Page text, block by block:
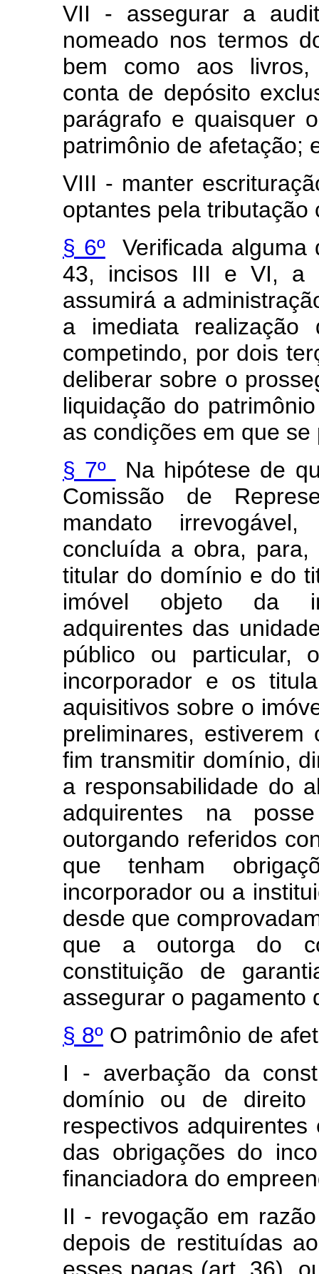
VII - assegurar a
nomeado nos termos
bem como aos livros,
conta de depósito
parágrafo e quaisquer
patrimônio de afetação;
VIII - manter
optantes pela
§ 6ºVerificada alguma
43, incisos III e VI, a
assumirá a
a imediata
competindo, por dois
deliberar sobre o
liquidação do
as condições em que
§ 7º
Na hipótese de
Comissão de
mandato
concluída a obra,
titular do domínio e do
imóvel objeto da
adquirentes das
público ou particular,
incorporador e os
aquisitivos sobre o
preliminares,
fim transmitir domínio,
a responsabilidade do
adquirentes na
outorgando referidos
que tenham
incorporador ou a
desde que
que a outorga do
constituição de
assegurar o pagamento
§ 8º O patrimônio de
I - averbação da
domínio ou de
respectivos
das obrigações do
financiadora do
II - revogação em
depois de restituídas